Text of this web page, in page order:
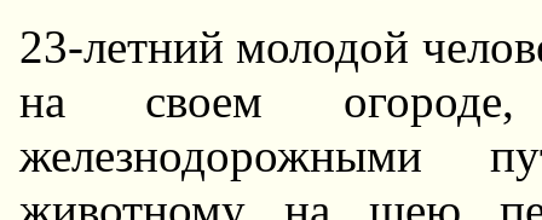
23-летний молодой
на своем
железнодорожными